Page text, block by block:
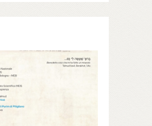
Sede Apostolica, e
24 Ore (2025).